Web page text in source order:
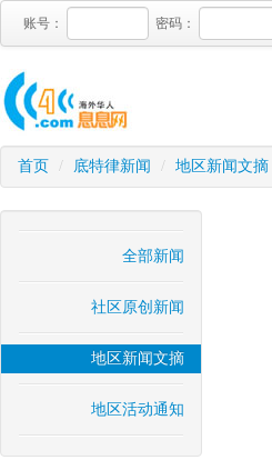
账号： 密码：
首页 / 底特律新闻 / 地区新闻文摘
全部新闻
社区原创新闻
地区新闻文摘
地区活动通知